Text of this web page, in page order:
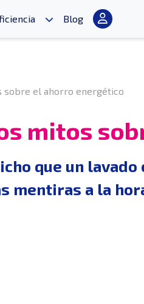
Blog
sobre el ahorro energético
mitos
que un
mentiras a la